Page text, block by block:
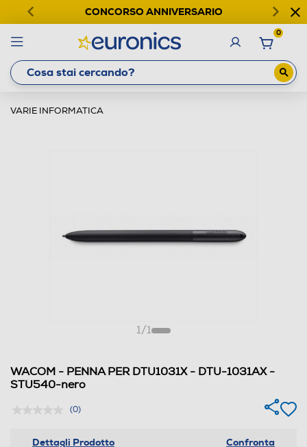
CONCORSO ANNIVERSARIO
0
VARIE INFORMATICA
1/1
WACOM - PENNA PER DTU1031X - DTU-1031AX -
STU540-nero
(0)
Dettagli Prodotto Confronta